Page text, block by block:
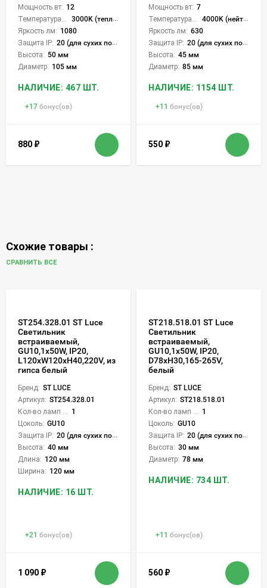
Мощность вт: 12
3000K (теплый)
Яркость лм: 1080
Защита IP: 20 (для сухих пом.)
Высота: 50 мм
Диаметр: 105 мм
НАЛИЧИЕ: 467 ШТ.
+17 бонус(ов)
880 ₽
Мощность вт: 7
4000K (нейтральный)
Яркость лм: 630
Защита IP: 20 (для сухих пом.)
Высота: 45 мм
Диаметр: 85 мм
НАЛИЧИЕ: 1154 ШТ.
+11 бонус(ов)
550 ₽
Схожие товары :
СРАВНИТЬ ВСЕ
ST254.328.01 ST Luce
Светильник
встраиваемый,
GU10,1х50W, IP20,
L120xW120xH40,220V, из
гипса белый
Бренд: ST LUCE
Артикул: ST254.328.01
1
Цоколь: GU10
Защита IP: 20 (для сухих пом.)
Высота: 40 мм
Длина: 120 мм
Ширина: 120 мм
НАЛИЧИЕ: 16 ШТ.
+21 бонус(ов)
1 090 ₽
ST218.518.01 ST Luce
Светильник
встраиваемый,
GU10,1х50W, IP20,
D78xH30,165-265V,
белый
Бренд: ST LUCE
Артикул: ST218.518.01
1
Цоколь: GU10
Защита IP: 20 (для сухих пом.)
Высота: 30 мм
Диаметр: 78 мм
НАЛИЧИЕ: 734 ШТ.
+11 бонус(ов)
560 ₽